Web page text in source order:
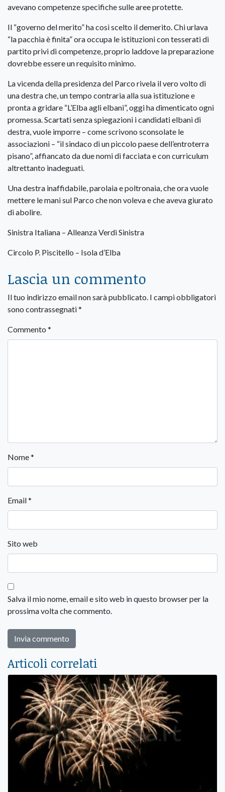
avevano competenze specifiche sulle aree protette.
Il “governo del merito” ha così scelto il demerito. Chi urlava
“la pacchia è finita” ora occupa le istituzioni con tesserati di
partito privi di competenze, proprio laddove la preparazione
dovrebbe essere un requisito minimo.
La vicenda della presidenza del Parco rivela il vero volto di
una destra che, un tempo contraria alla sua istituzione e
pronta a gridare “L’Elba agli elbani”, oggi ha dimenticato ogni
promessa. Scartati senza spiegazioni i candidati elbani di
destra, vuole imporre – come scrivono sconsolate le
associazioni – “il sindaco di un piccolo paese dell’entroterra
pisano”, affiancato da due nomi di facciata e con curriculum
altrettanto inadeguati.
Una destra inaffidabile, parolaia e poltronaia, che ora vuole
mettere le mani sul Parco che non voleva e che aveva giurato
di abolire.
Sinistra Italiana – Alleanza Verdi Sinistra
Circolo P. Piscitello – Isola d’Elba
Lascia un commento
Il tuo indirizzo email non sarà pubblicato. I campi obbligatori
sono contrassegnati*
Commento *
Nome*
Email*
Sito web
Salva il mio nome, email e sito web in questo browser per la
prossima volta che commento.
Articoli correlati